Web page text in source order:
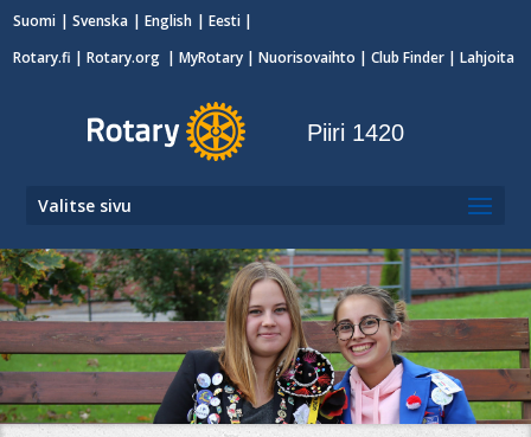
Suomi Svenska English
Eesti
Rotary.fi |Rotary.org |MyRotary |Nuorisovaihto | Club Finder | Lahjoita
Piiri 1420
Valitse sivu